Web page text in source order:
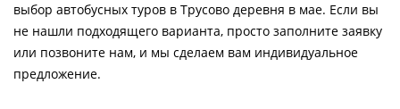
выбор автобусных туров в Трусово деревня в мае. Если вы
не нашли подходящего варианта, просто заполните заявку
или позвоните нам, и мы сделаем вам индивидуальное
предложение.